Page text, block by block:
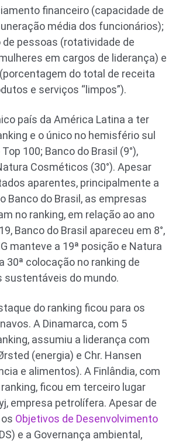
financeiro (capacidade de
média dos funcionários);
pessoas (rotatividade de
em cargos de liderança) e
do total de receita
e serviços “limpos”).
país da América Latina a ter
e o único no hemisfério sul
100; Banco do Brasil (9°),
Cosméticos (30°). Apesar
aparentes, principalmente a
Banco do Brasil, as empresas
no ranking, em relação ao ano
Banco do Brasil apareceu em 8°,
manteve a 19ª posição e Natura
30ª colocação no ranking de
sustentáveis do mundo.
do ranking ficou para os
A Dinamarca, com 5
assumiu a liderança com
(energia) e Chr. Hansen
e alimentos). A Finlândia, com
ficou em terceiro lugar
empresa petrolífera. Apesar de
Objetivos de Desenvolvimento
e a Governança ambiental,